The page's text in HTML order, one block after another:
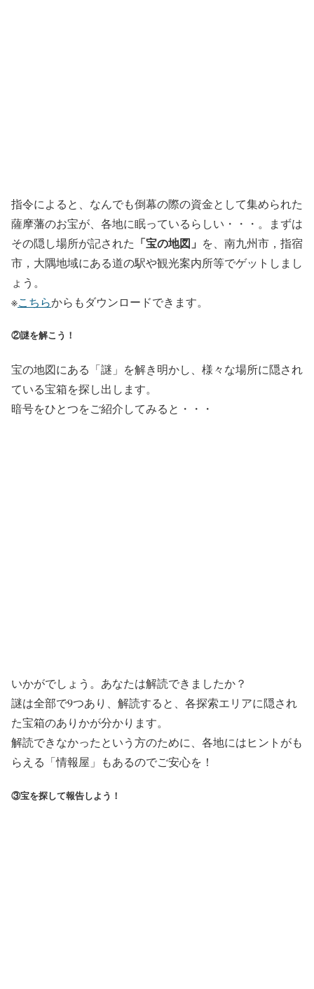
指令によると、なんでも倒幕の際の資金として集められた
薩摩藩のお宝が、各地に眠っているらしい・・・。まずは
その隠し場所が記された 「宝の地図」 を、南九州市，指宿
市，大隅地域にある道の駅や観光案内所等でゲットしまし
ょう。
※こちらからもダウンロードできます。
②謎を解こう！
宝の地図にある「謎」を解き明かし、様々な場所に隠され
ている宝箱を探し出します。
暗号をひとつをご紹介してみると・・・
いかがでしょう。あなたは解読できましたか？
謎は全部で9つあり、解読すると、各探索エリアに隠され
た宝箱のありかが分かります。
解読できなかったという方のために、各地にはヒントがも
らえる「情報屋」もあるのでご安心を！
③宝を探して報告しよう！